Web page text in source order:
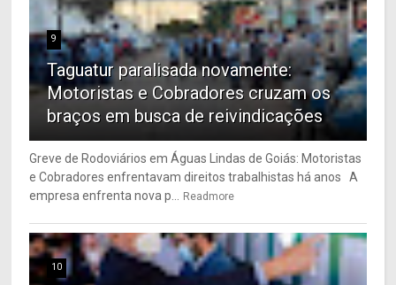
9
Taguatur paralisada novamente:
Motoristas e Cobradores cruzam os
braços em busca de reivindicações
Greve de Rodoviários em Águas Lindas de Goiás: Motoristas
e Cobradores enfrentavam direitos trabalhistas há anos A
empresa enfrenta nova p... Readmore
10